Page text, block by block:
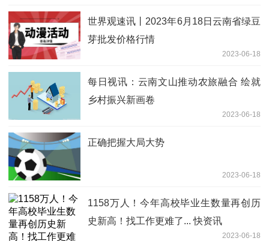
世界观速讯丨2023年6月18日云南省绿豆
芽批发价格行情
2023-06-18
每日视讯：云南文山推动农旅融合 绘就
乡村振兴新画卷
2023-06-18
正确把握大局大势
2023-06-18
1158万人！今年高校毕业生数量再创历
史新高！找工作更难了... 快资讯
2023-06-18